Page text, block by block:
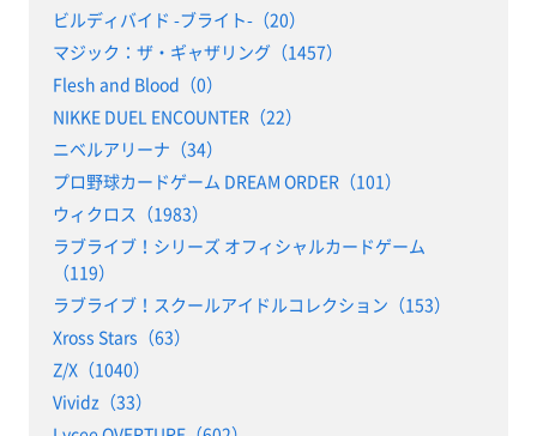
ビルディバイド -ブライト-（20）
マジック：ザ・ギャザリング（1457）
Flesh and Blood（0）
NIKKE DUEL ENCOUNTER（22）
ニベルアリーナ（34）
プロ野球カードゲーム DREAM ORDER（101）
ウィクロス（1983）
ラブライブ！シリーズ オフィシャルカードゲーム
（119）
ラブライブ！スクールアイドルコレクション（153）
Xross Stars（63）
Z/X（1040）
Vividz（33）